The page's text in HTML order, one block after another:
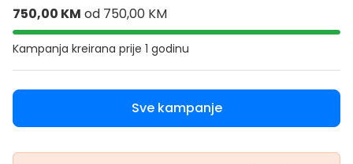
750,00 KM od 750,00 KM
Kampanja kreirana prije 1 godinu
Sve kampanje